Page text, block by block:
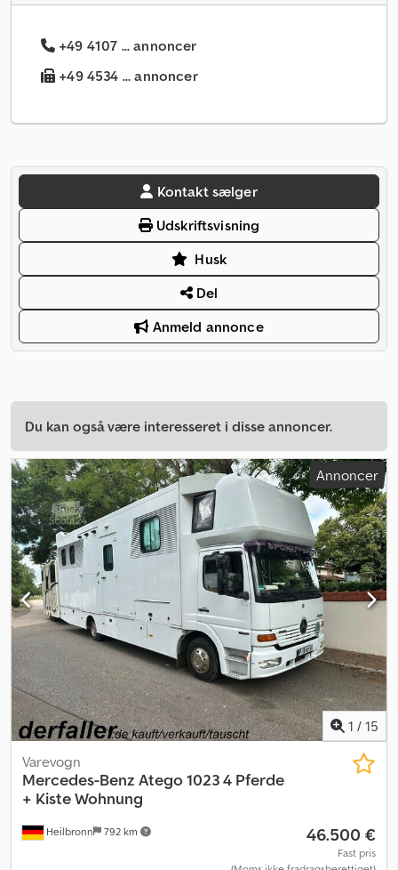
+49 4107 ... annoncer
+49 4534 ... annoncer
Kontakt sælger
Udskriftsvisning
Husk
Del
Anmeld annonce
Du kan også være interesseret i disse annoncer.
Annoncer
1 / 15
Heilbronn 792 km
Varevogn
Mercedes-Benz Atego 1023 4 Pferde
+ Kiste Wohnung
46.500 €
Fast pris